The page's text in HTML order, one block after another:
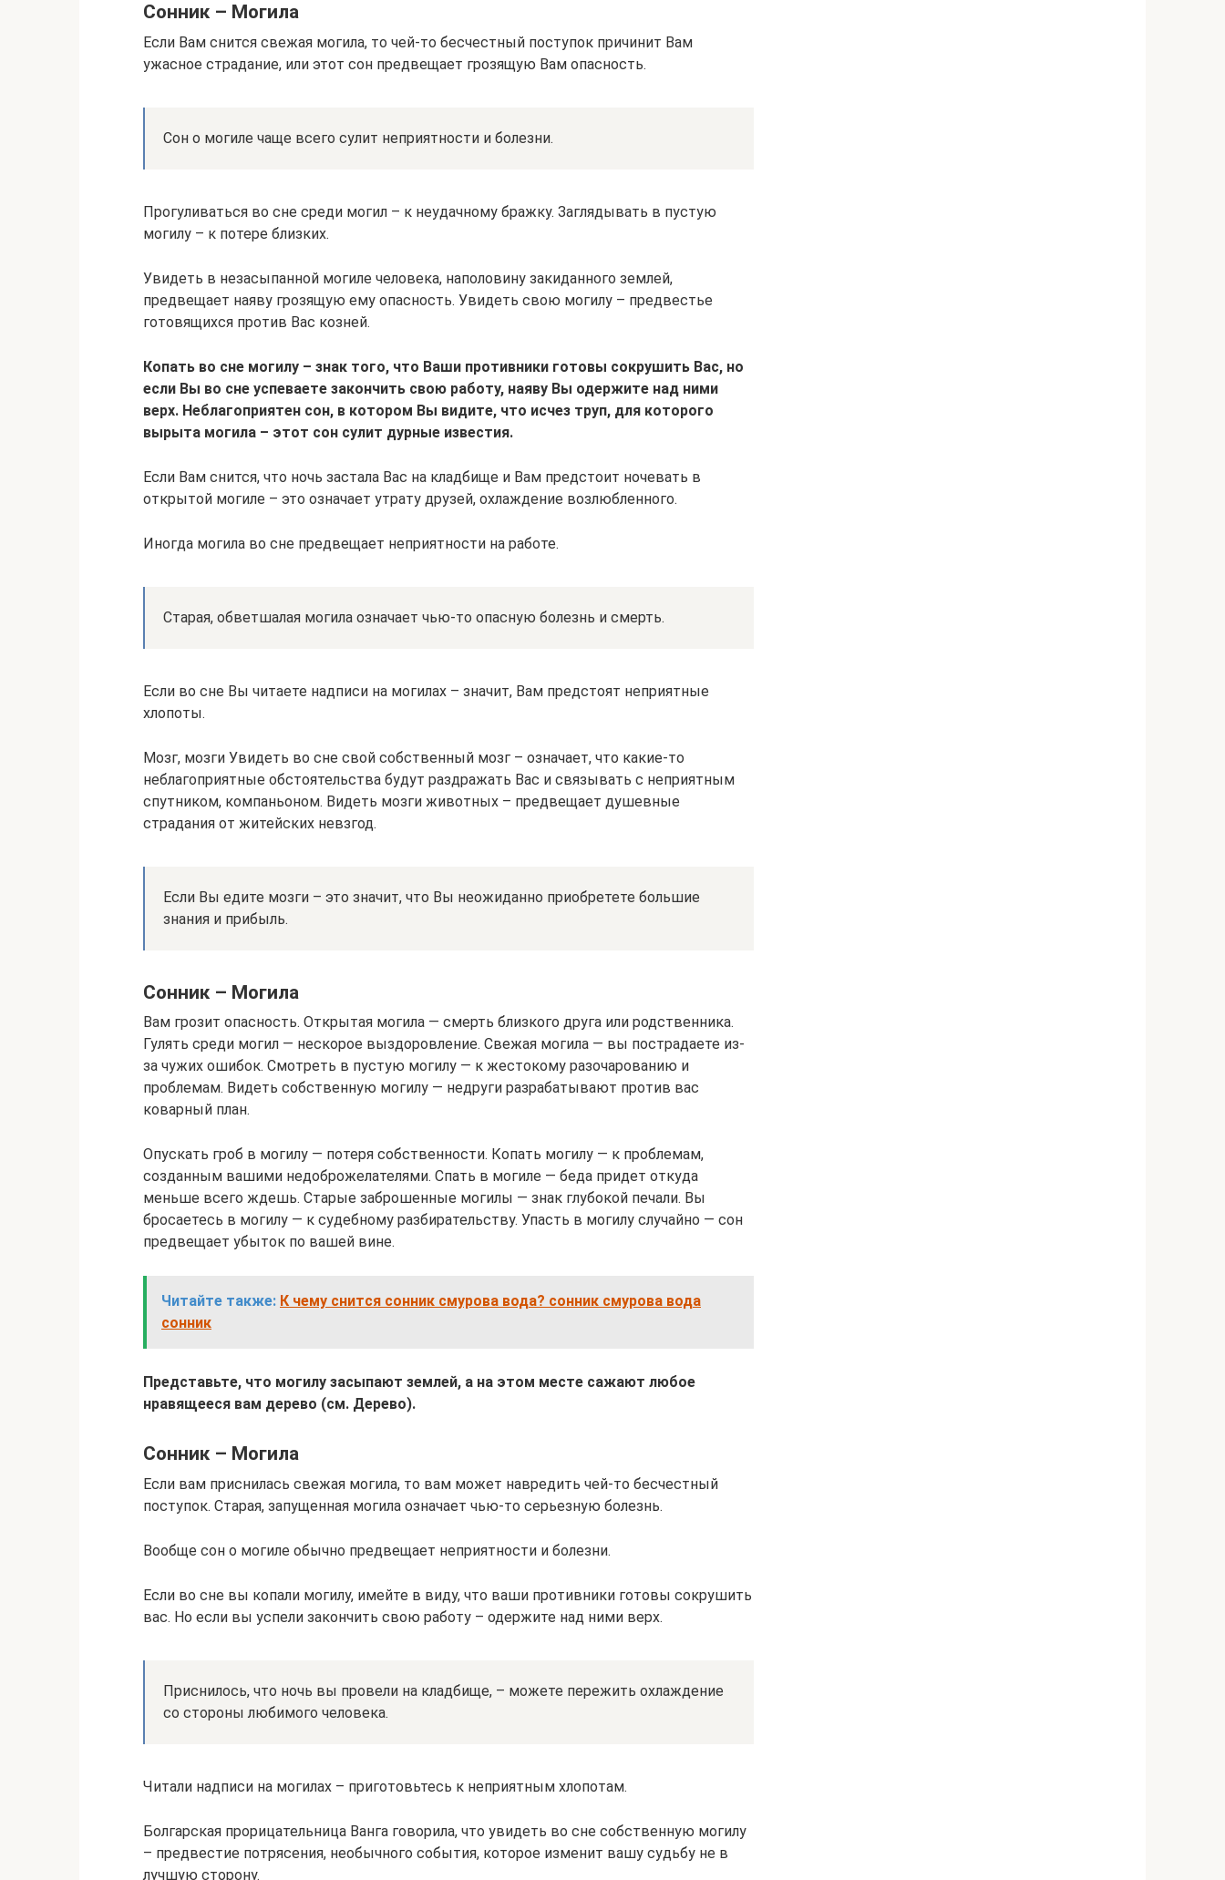
Сонник – Могила
Если Вам снится свежая могила, то чей-то бесчестный поступок причинит Вам
ужасное страдание, или этот сон предвещает грозящую Вам опасность.
Сон о могиле чаще всего сулит неприятности и болезни.
Прогуливаться во сне среди могил – к неудачному бражку. Заглядывать в пустую
могилу – к потере близких.
Увидеть в незасыпанной могиле человека, наполовину закиданного землей,
предвещает наяву грозящую ему опасность. Увидеть свою могилу – предвестье
готовящихся против Вас козней.
Копать во сне могилу – знак того, что Ваши противники готовы сокрушить Вас, но
если Вы во сне успеваете закончить свою работу, наяву Вы одержите над ними
верх. Неблагоприятен сон, в котором Вы видите, что исчез труп, для которого
вырыта могила – этот сон сулит дурные известия.
Если Вам снится, что ночь застала Вас на кладбище и Вам предстоит ночевать в
открытой могиле – это означает утрату друзей, охлаждение возлюбленного.
Иногда могила во сне предвещает неприятности на работе.
Старая, обветшалая могила означает чью-то опасную болезнь и смерть.
Если во сне Вы читаете надписи на могилах – значит, Вам предстоят неприятные
хлопоты.
Мозг, мозги Увидеть во сне свой собственный мозг – означает, что какие-то
неблагоприятные обстоятельства будут раздражать Вас и связывать с неприятным
спутником, компаньоном. Видеть мозги животных – предвещает душевные
страдания от житейских невзгод.
Если Вы едите мозги – это значит, что Вы неожиданно приобретете большие
знания и прибыль.
Сонник – Могила
Вам грозит опасность. Открытая могила — смерть близкого друга или родственника.
Гулять среди могил — нескорое выздоровление. Свежая могила — вы пострадаете из-
за чужих ошибок. Смотреть в пустую могилу — к жестокому разочарованию и
проблемам. Видеть собственную могилу — недруги разрабатывают против вас
коварный план.
Опускать гроб в могилу — потеря собственности. Копать могилу — к проблемам,
созданным вашими недоброжелателями. Спать в могиле — беда придет откуда
меньше всего ждешь. Старые заброшенные могилы — знак глубокой печали. Вы
бросаетесь в могилу — к судебному разбирательству. Упасть в могилу случайно — сон
предвещает убыток по вашей вине.
Читайте также: К чему снится сонник смурова вода? сонник смурова вода
сонник
Представьте, что могилу засыпают землей, а на этом месте сажают любое
нравящееся вам дерево (см. Дерево).
Сонник – Могила
Если вам приснилась свежая могила, то вам может навредить чей-то бесчестный
поступок. Старая, запущенная могила означает чью-то серьезную болезнь.
Вообще сон о могиле обычно предвещает неприятности и болезни.
Если во сне вы копали могилу, имейте в виду, что ваши противники готовы сокрушить
вас. Но если вы успели закончить свою работу – одержите над ними верх.
Приснилось, что ночь вы провели на кладбище, – можете пережить охлаждение
со стороны любимого человека.
Читали надписи на могилах – приготовьтесь к неприятным хлопотам.
Болгарская прорицательница Ванга говорила, что увидеть во сне собственную могилу
– предвестие потрясения, необычного события, которое изменит вашу судьбу не в
лучшую сторону.